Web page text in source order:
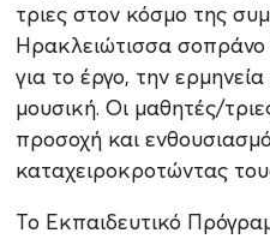
τριες στον κόσμο της
Ηρακλειώτισσα
για το έργο, την
μουσική. Οι μαθητές/
προσοχή και
καταχειροκροτώντας
Το Εκπαιδευτικό